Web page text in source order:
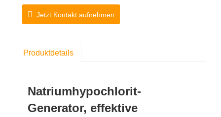
Jetzt Kontakt aufnehmen
Produktdetails
Natriumhypochlorit-
Generator, effektive